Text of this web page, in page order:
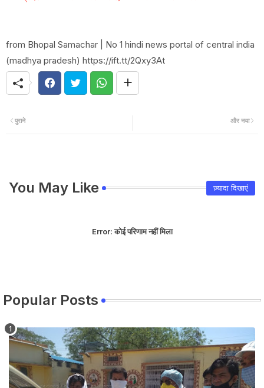
from Bhopal Samachar | No 1 hindi news portal of central india
(madhya pradesh) https://ift.tt/2Qxy3At
और नया
पुराने
You May Like ज़्यादा दिखाएं
Error:कोई परिणाम नहीं मिला
Popular Posts